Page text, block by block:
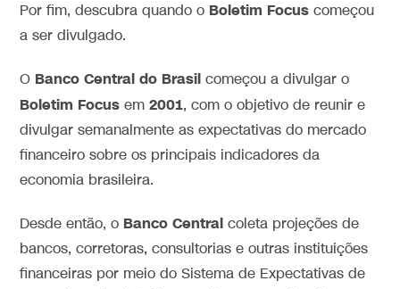
Por fim, descubra quando o Boletim Focus começou
a ser divulgado.
O Banco Central do Brasil começou a divulgar o
Boletim Focus em2001, com o objetivo de reunir e
divulgar semanalmente as expectativas do mercado
financeiro sobre os principais indicadores da
economia brasileira.
Desde então, o Banco Central coleta projeções de
bancos, corretoras, consultorias e outras instituições
financeiras por meio do Sistema de Expectativas de